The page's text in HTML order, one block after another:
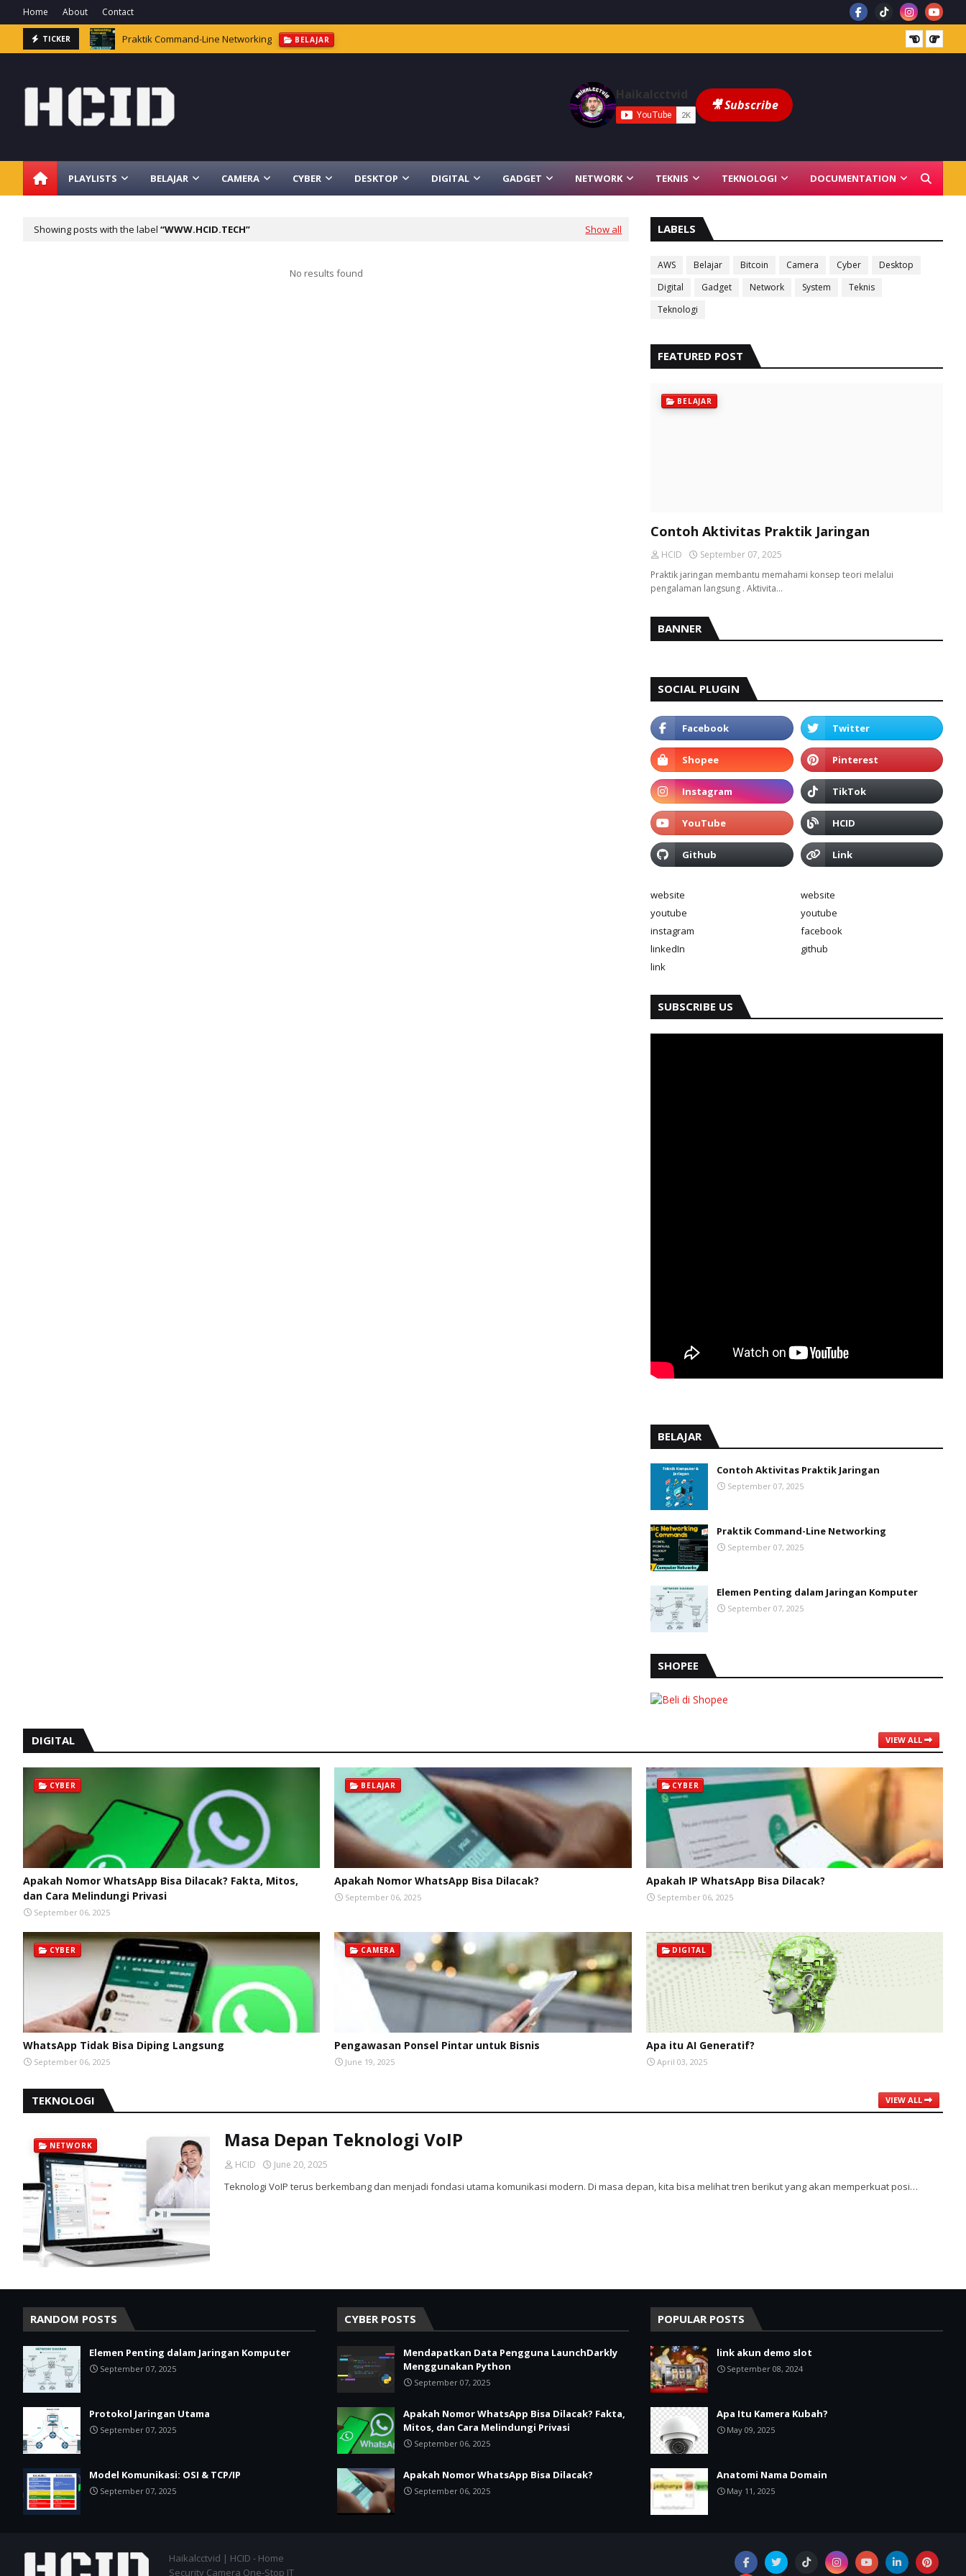
Home About Contact
TICKER Praktik Command-Line Networking BELAJAR
Haikalcctvid
🎥 Subscribe
PLAYLISTS BELAJAR CAMERA CYBER DESKTOP DIGITAL GADGET NETWORK TEKNIS TEKNOLOGI DOCUMENTATION
Showing posts with the label WWW.HCID.TECH Show all
No results found
LABELS
AWS Belajar Bitcoin Camera Cyber
Desktop
Digital
Gadget Network System
Teknis
Teknologi
FEATURED POST
BELAJAR
Contoh Aktivitas Praktik Jaringan
HCID
September 07, 2025
Praktik jaringan membantu memahami konsep teori melalui
pengalaman langsung . Aktivita…
BANNER
SOCIAL PLUGIN
website
website
youtube
youtube
instagram
facebook
linkedIn
github
link
SUBSCRIBE US
BELAJAR
Contoh Aktivitas Praktik Jaringan
September 07, 2025
Praktik Command-Line Networking
September 07, 2025
Elemen Penting dalam Jaringan Komputer
September 07, 2025
SHOPEE
DIGITAL VIEW ALL
CYBER
Apakah Nomor WhatsApp Bisa Dilacak? Fakta, Mitos,
dan Cara Melindungi Privasi
September 06, 2025
BELAJAR
Apakah Nomor WhatsApp Bisa Dilacak?
September 06, 2025
CYBER
Apakah IP WhatsApp Bisa Dilacak?
September 06, 2025
CYBER
WhatsApp Tidak Bisa Diping Langsung
September 06, 2025
CAMERA
Pengawasan Ponsel Pintar untuk Bisnis
June 19, 2025
DIGITAL
Apa itu AI Generatif?
April 03, 2025
TEKNOLOGI VIEW ALL
NETWORK Masa Depan Teknologi VoIP
HCID June 20, 2025
Teknologi VoIP terus berkembang dan menjadi fondasi utama komunikasi modern. Di masa depan, kita bisa melihat tren berikut yang akan memperkuat posi…
RANDOM POSTS
Elemen Penting dalam Jaringan Komputer
September 07, 2025
Protokol Jaringan Utama
September 07, 2025
Model Komunikasi: OSI & TCP/IP
September 07, 2025
CYBER POSTS
Mendapatkan Data Pengguna LaunchDarkly
Menggunakan Python
September 07, 2025
Apakah Nomor WhatsApp Bisa Dilacak? Fakta,
Mitos, dan Cara Melindungi Privasi
September 06, 2025
Apakah Nomor WhatsApp Bisa Dilacak?
September 06, 2025
POPULAR POSTS
link akun demo slot
September 08, 2024
Apa Itu Kamera Kubah?
May 09, 2025
Anatomi Nama Domain
May 11, 2025
Haikalcctvid | HCID - Home
Security Camera One-Stop IT